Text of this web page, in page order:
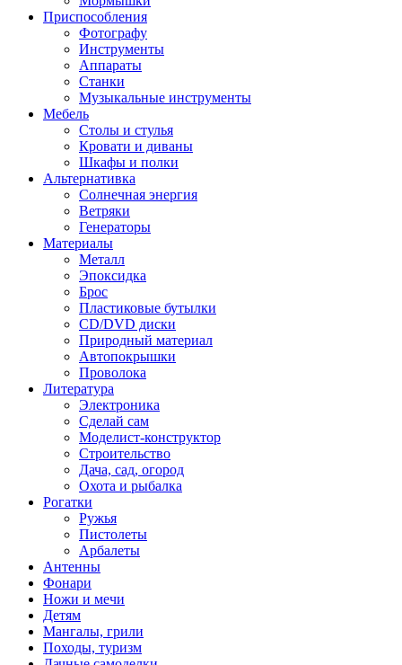
Приспособления
Фотографу
Инструменты
Аппараты
Станки
Музыкальные инструменты
Мебель
Столы и стулья
Кровати и диваны
Шкафы и полки
Альтернативка
Солнечная энергия
Ветряки
Генераторы
Материалы
Металл
Эпоксидка
Брос
Пластиковые бутылки
CD/DVD диски
Природный материал
Автопокрышки
Проволока
Литература
Электроника
Сделай сам
Моделист-конструктор
Строительство
Дача, сад, огород
Охота и рыбалка
Рогатки
Ружья
Пистолеты
Арбалеты
Антенны
Фонари
Ножи и мечи
Детям
Мангалы, грили
Походы, туризм